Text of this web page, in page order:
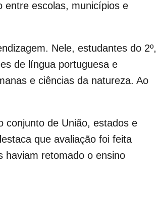
entre escolas, municípios e
Nele, estudantes do 2º,
de língua portuguesa e
e ciências da natureza. Ao
conjunto de União, estados e
que avaliação foi feita
haviam retomado o ensino